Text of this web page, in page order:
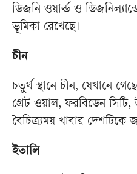
ডিজনি ওয়ার্ল্ড ও
ভূমিকা রেখেছে।
চীন
চতুর্থ স্থানে চীন, যেখানে
গ্রেট ওয়াল, ফরবিডেন সিটি,
বৈচিত্র্যময় খাবার দেশটিকে
ইতালি